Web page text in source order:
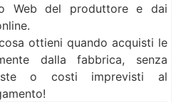
Web del produttore e dai
ottieni quando acquisti le
dalla fabbrica, senza
o costi imprevisti al